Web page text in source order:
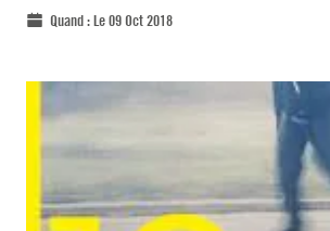
Quand :Le 09 Oct 2018